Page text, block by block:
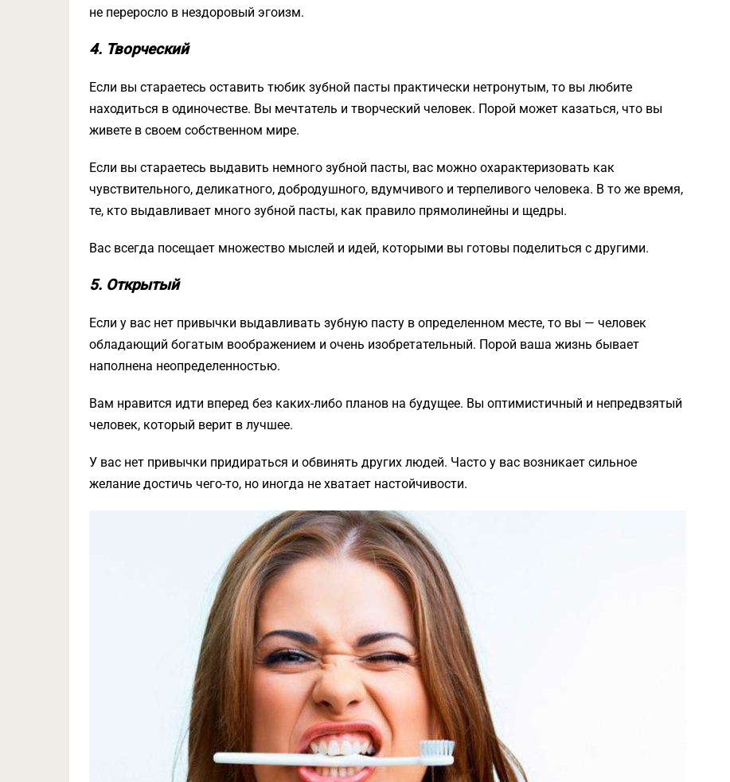
не переросло в нездоровый эгоизм.
4. Творческий
Если вы стараетесь оставить тюбик зубной пасты практически нетронутым, то вы любите
находиться в одиночестве. Вы мечтатель и творческий человек. Порой может казаться, что вы
живете в своем собственном мире.
Если вы стараетесь выдавить немного зубной пасты, вас можно охарактеризовать как
чувствительного, деликатного, добродушного, вдумчивого и терпеливого человека. В то же время,
те, кто выдавливает много зубной пасты, как правило прямолинейны и щедры.
Вас всегда посещает множество мыслей и идей, которыми вы готовы поделиться с другими.
5. Открытый
Если у вас нет привычки выдавливать зубную пасту в определенном месте, то вы — человек
обладающий богатым воображением и очень изобретательный. Порой ваша жизнь бывает
наполнена неопределенностью.
Вам нравится идти вперед без каких-либо планов на будущее. Вы оптимистичный и непредвзятый
человек, который верит в лучшее.
У вас нет привычки придираться и обвинять других людей. Часто у вас возникает сильное
желание достичь чего-то, но иногда не хватает настойчивости.